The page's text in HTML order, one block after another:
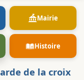
Mairie
Histoire
de la croix